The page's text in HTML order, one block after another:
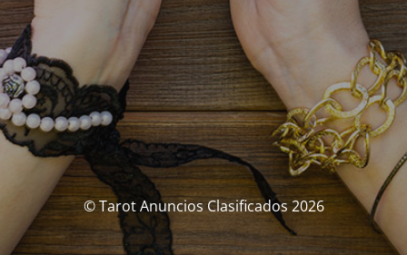
© Tarot Anuncios Clasificados 2026